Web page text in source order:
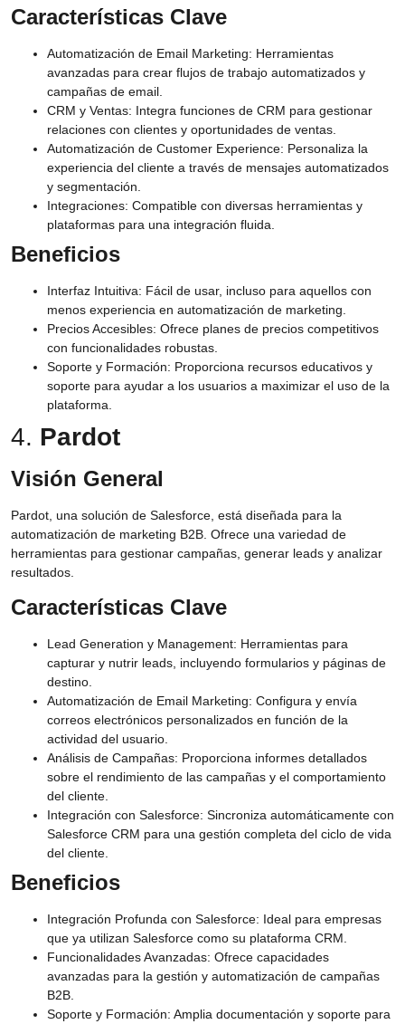
Características Clave
Automatización de Email Marketing: Herramientas
avanzadas para crear flujos de trabajo automatizados y
campañas de email.
CRM y Ventas: Integra funciones de CRM para gestionar
relaciones con clientes y oportunidades de ventas.
Automatización de Customer Experience: Personaliza la
experiencia del cliente a través de mensajes automatizados
y segmentación.
Integraciones: Compatible con diversas herramientas y
plataformas para una integración fluida.
Beneficios
Interfaz Intuitiva: Fácil de usar, incluso para aquellos con
menos experiencia en automatización de marketing.
Precios Accesibles: Ofrece planes de precios competitivos
con funcionalidades robustas.
Soporte y Formación: Proporciona recursos educativos y
soporte para ayudar a los usuarios a maximizar el uso de la
plataforma.
4. Pardot
Visión General
Pardot, una solución de Salesforce, está diseñada para la
automatización de marketing B2B. Ofrece una variedad de
herramientas para gestionar campañas, generar leads y analizar
resultados.
Características Clave
Lead Generation y Management: Herramientas para
capturar y nutrir leads, incluyendo formularios y páginas de
destino.
Automatización de Email Marketing: Configura y envía
correos electrónicos personalizados en función de la
actividad del usuario.
Análisis de Campañas: Proporciona informes detallados
sobre el rendimiento de las campañas y el comportamiento
del cliente.
Integración con Salesforce: Sincroniza automáticamente con
Salesforce CRM para una gestión completa del ciclo de vida
del cliente.
Beneficios
Integración Profunda con Salesforce: Ideal para empresas
que ya utilizan Salesforce como su plataforma CRM.
Funcionalidades Avanzadas: Ofrece capacidades
avanzadas para la gestión y automatización de campañas
B2B.
Soporte y Formación: Amplia documentación y soporte para